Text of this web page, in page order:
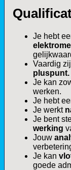
Je hebt
Vaardig
pluspunt.
Je kan
werken.
Je hebt
Je werkt
Je bent
werking
Jouw
Je kan
goede